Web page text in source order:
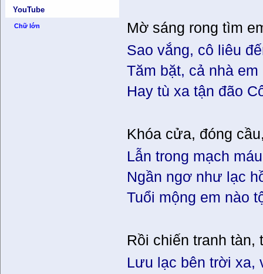
YouTube
Chữ lớn
Mờ sáng rong tìm
Sao vắng, cô liêu
Tăm bặt, cả nhà em
Hay tù xa tận đão
Khóa cửa, đóng
Lẫn trong mạch
Ngần ngơ như lạc
Tuổi mộng em nào
Rồi chiến tranh tàn,
Lưu lạc bên trời xa,